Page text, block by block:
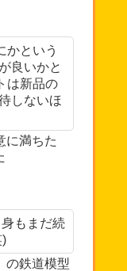
かという
良いかと
は新品の
しないほ
に満ちた
もまだ続
の鉄道模型